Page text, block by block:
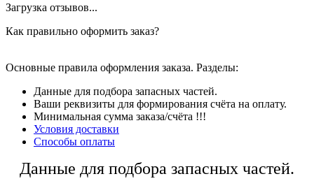
Загрузка отзывов...
Как правильно оформить заказ?
Основные правила оформления заказа. Разделы:
Данные для подбора запасных частей.
Ваши реквизиты для формирования счёта на оплату.
Минимальная сумма заказа/счёта !!!
Условия доставки
Способы оплаты
Данные для подбора запасных частей.